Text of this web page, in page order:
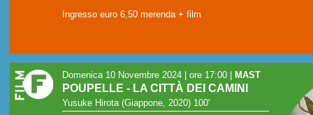
Ingresso euro 6,50 merenda + film
Domenica 10 Novembre 2024 | ore 17:00 MAST
POUPELLE - LA CITTÀ DEI CAMINI
Yusuke Hirota (Giappone, 2020) 100'